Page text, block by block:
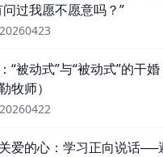
过我愿不愿意吗？”
“被动式”与“被动式”的干
牧师）
爱的心：学习正向说话──